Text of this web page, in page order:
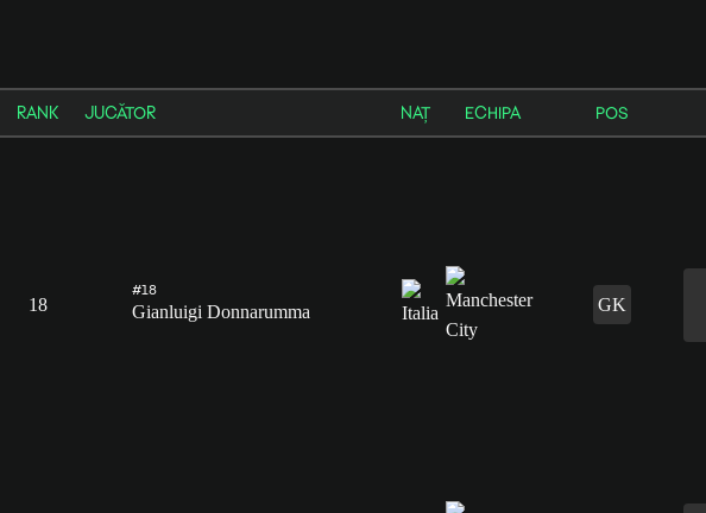
RANK JUCĂTOR NAȚ ECHIPA POS
18
#18
Gianluigi Donnarumma GK